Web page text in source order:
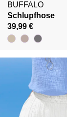
BUFFALO
Schlupfhose
39,99 €